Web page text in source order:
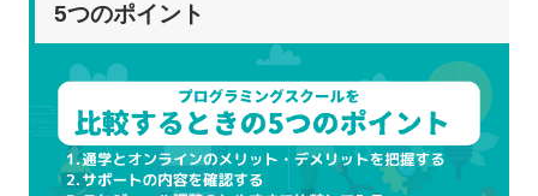
5つのポイント